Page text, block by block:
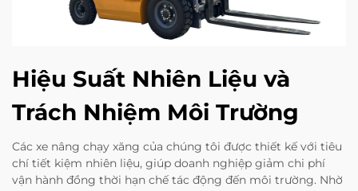
Hiệu Suất Nhiên Liệu và
Trách Nhiệm Môi Trường
Các xe nâng chạy xăng của chúng tôi được thiết kế với tiêu
chí tiết kiệm nhiên liệu, giúp doanh nghiệp giảm chi phí
vận hành đồng thời hạn chế tác động đến môi trường. Nhờ